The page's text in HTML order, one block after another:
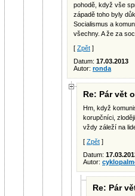
pohodě, když vše
západě toho byly
Socialismus a
všechny. A že za
[ Zpět ]
Datum: 17.03.2013
Autor: ronda
Re: Pár vět
Hm, když
korupčníci,
vždy záleží na
[ Zpět ]
Datum:
Autor:
Re: Pár